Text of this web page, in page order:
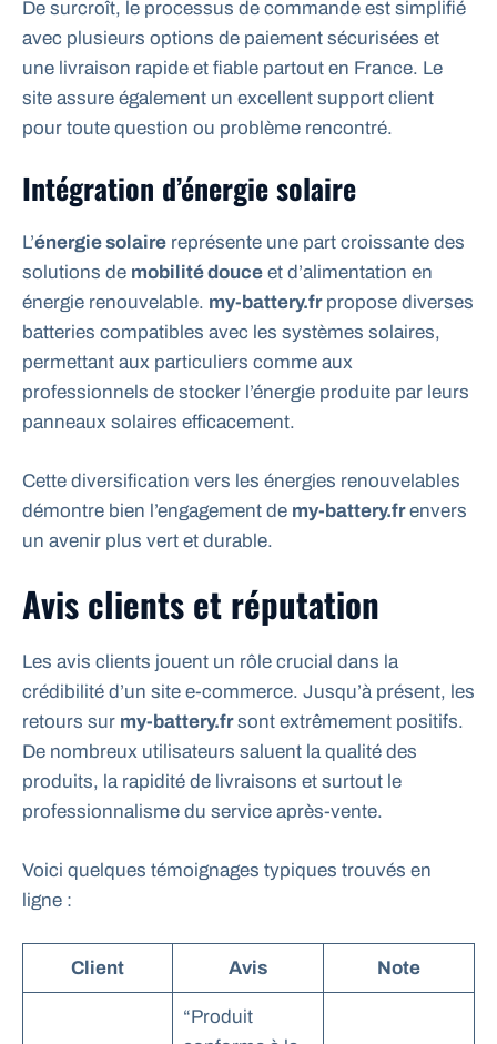
De surcroît, le processus de commande est simplifié
avec plusieurs options de paiement sécurisées et
une livraison rapide et fiable partout en France. Le
site assure également un excellent support client
pour toute question ou problème rencontré.
Intégration d’énergie solaire
L’énergie solaire représente une part croissante des
solutions de mobilité douce et d’alimentation en
énergie renouvelable. my-battery.frpropose diverses
batteries compatibles avec les systèmes solaires,
permettant aux particuliers comme aux
professionnels de stocker l’énergie produite par leurs
panneaux solaires efficacement.
Cette diversification vers les énergies renouvelables
démontre bien l’engagement de my-battery.frenvers
un avenir plus vert et durable.
Avis clients et réputation
Les avis clients jouent un rôle crucial dans la
crédibilité d’un site e-commerce. Jusqu’à présent, les
retours sur my-battery.frsont extrêmement positifs.
De nombreux utilisateurs saluent la qualité des
produits, la rapidité de livraisons et surtout le
professionnalisme du service après-vente.
Voici quelques témoignages typiques trouvés en
ligne :
Client Avis Note
“Produit